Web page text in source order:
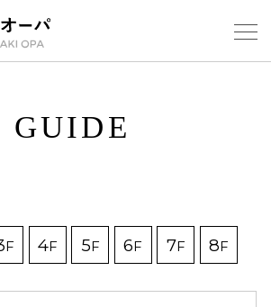
GUIDE
F 4F 5F 6F 7F 8F